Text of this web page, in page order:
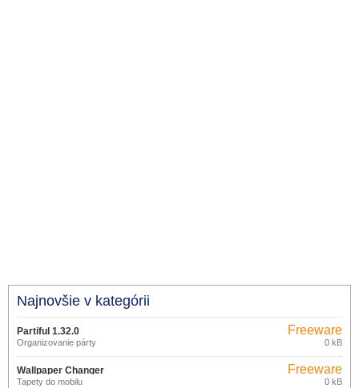
Najnovšie v kategórii
Partiful 1.32.0
Organizovanie párty
Freeware
0 kB
Wallpaper Changer
Tapety do mobilu
Freeware
0 kB